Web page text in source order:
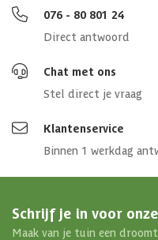
076 - 80 801 24
Direct antwoord
Chat met ons
Stel direct je vraag
Klantenservice
Binnen 1 werkdag
Schrijf je in voor
Maak van je tuin een